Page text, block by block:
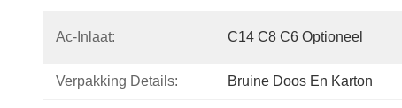
Ac-Inlaat: C14 C8 C6 Optioneel
Verpakking Details: Bruine Doos En Karton